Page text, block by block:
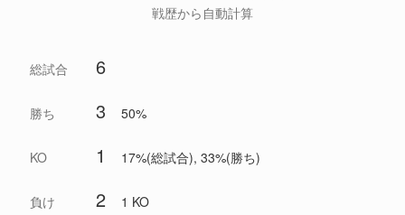
戦歴から自動計算
総試合 6
勝ち 3 50%
KO 1 17%(総試合), 33%(勝ち)
負け 2 1 KO